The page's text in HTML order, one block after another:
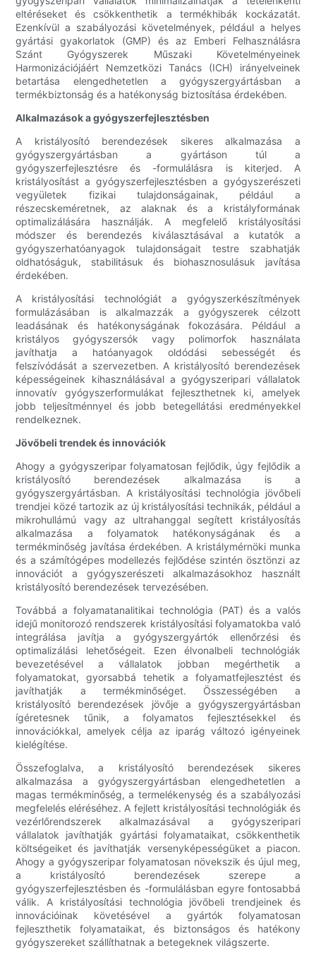
eltéréseket és csökkenthetik a termékhibák kockázatát.
Ezenkívül a szabályozási követelmények, például a helyes
gyártási gyakorlatok (GMP) és az Emberi Felhasználásra
Szánt Gyógyszerek Műszaki Követelményeinek
Harmonizációjáért Nemzetközi Tanács (ICH) irányelveinek
betartása elengedhetetlen a gyógyszergyártásban a
termékbiztonság és a hatékonyság biztosítása érdekében.
Alkalmazások a gyógyszerfejlesztésben
A kristályosító berendezések sikeres alkalmazása a
gyógyszergyártásban a gyártáson túl a
gyógyszerfejlesztésre és -formulálásra is kiterjed. A
kristályosítást a gyógyszerfejlesztésben a gyógyszerészeti
vegyületek fizikai tulajdonságainak, például a
részecskeméretnek, az alaknak és a kristályformának
optimalizálására használják. A megfelelő kristályosítási
módszer és berendezés kiválasztásával a kutatók a
gyógyszerhatóanyagok tulajdonságait testre szabhatják
oldhatóságuk, stabilitásuk és biohasznosulásuk javítása
érdekében.
A kristályosítási technológiát a gyógyszerkészítmények
formulázásában is alkalmazzák a gyógyszerek célzott
leadásának és hatékonyságának fokozására. Például a
kristályos gyógyszersók vagy polimorfok használata
javíthatja a hatóanyagok oldódási sebességét és
felszívódását a szervezetben. A kristályosító berendezések
képességeinek kihasználásával a gyógyszeripari vállalatok
innovatív gyógyszerformulákat fejleszthetnek ki, amelyek
jobb teljesítménnyel és jobb betegellátási eredményekkel
rendelkeznek.
Jövőbeli trendek és innovációk
Ahogy a gyógyszeripar folyamatosan fejlődik, úgy fejlődik a
kristályosító berendezések alkalmazása is a
gyógyszergyártásban. A kristályosítási technológia jövőbeli
trendjei közé tartozik az új kristályosítási technikák, például a
mikrohullámú vagy az ultrahanggal segített kristályosítás
alkalmazása a folyamatok hatékonyságának és a
termékminőség javítása érdekében. A kristálymérnöki munka
és a számítógépes modellezés fejlődése szintén ösztönzi az
innovációt a gyógyszerészeti alkalmazásokhoz használt
kristályosító berendezések tervezésében.
Továbbá a folyamatanalitikai technológia (PAT) és a valós
idejű monitorozó rendszerek kristályosítási folyamatokba való
integrálása javítja a gyógyszergyártók ellenőrzési és
optimalizálási lehetőségeit. Ezen élvonalbeli technológiák
bevezetésével a vállalatok jobban megérthetik a
folyamatokat, gyorsabbá tehetik a folyamatfejlesztést és
javíthatják a termékminőséget. Összességében a
kristályosító berendezések jövője a gyógyszergyártásban
ígéretesnek tűnik, a folyamatos fejlesztésekkel és
innovációkkal, amelyek célja az iparág változó igényeinek
kielégítése.
Összefoglalva, a kristályosító berendezések sikeres
alkalmazása a gyógyszergyártásban elengedhetetlen a
magas termékminőség, a termelékenység és a szabályozási
megfelelés eléréséhez. A fejlett kristályosítási technológiák és
vezérlőrendszerek alkalmazásával a gyógyszeripari
vállalatok javíthatják gyártási folyamataikat, csökkenthetik
költségeiket és javíthatják versenyképességüket a piacon.
Ahogy a gyógyszeripar folyamatosan növekszik és újul meg,
a kristályosító berendezések szerepe a
gyógyszerfejlesztésben és -formulálásban egyre fontosabbá
válik. A kristályosítási technológia jövőbeli trendjeinek és
innovációinak követésével a gyártók folyamatosan
fejleszthetik folyamataikat, és biztonságos és hatékony
gyógyszereket szállíthatnak a betegeknek világszerte.